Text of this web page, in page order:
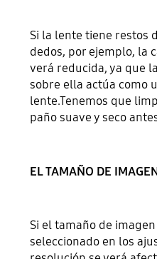
Si la lente tiene restos
dedos, por ejemplo, la
verá reducida, ya que
sobre ella actúa como
lente.Tenemos que
paño suave y seco
EL TAMAÑO DE
Si el tamaño de
seleccionado en los